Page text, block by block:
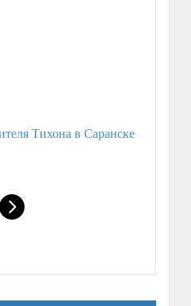
Тихона в Саранске